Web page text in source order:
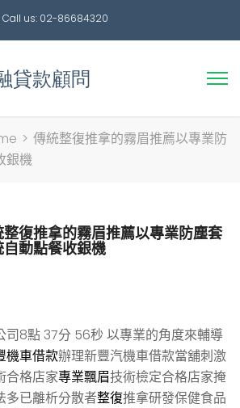
Call us: 02-86684320
搜
尋
> 傳統整復推拿的霧眉推薦以專業防
銀機
整復推拿的霧眉推薦以專業防塵套
自動點餐收銀機
司8點 37分 56秒 以專業的角度來輔導
機車借款辦理新豐汽機車借款當舖刺激
合格店家專業飄眉技術檢定合格店家掩
多已離析分散者整復推拿研發保健食品